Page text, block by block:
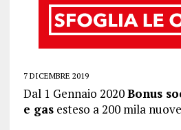
7 DICEMBRE 2019
Dal 1 Gennaio 2020Bonus
e gasesteso a 200 mila